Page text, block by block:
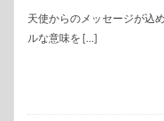
天使からのメッセージが込
ルな意味を […]